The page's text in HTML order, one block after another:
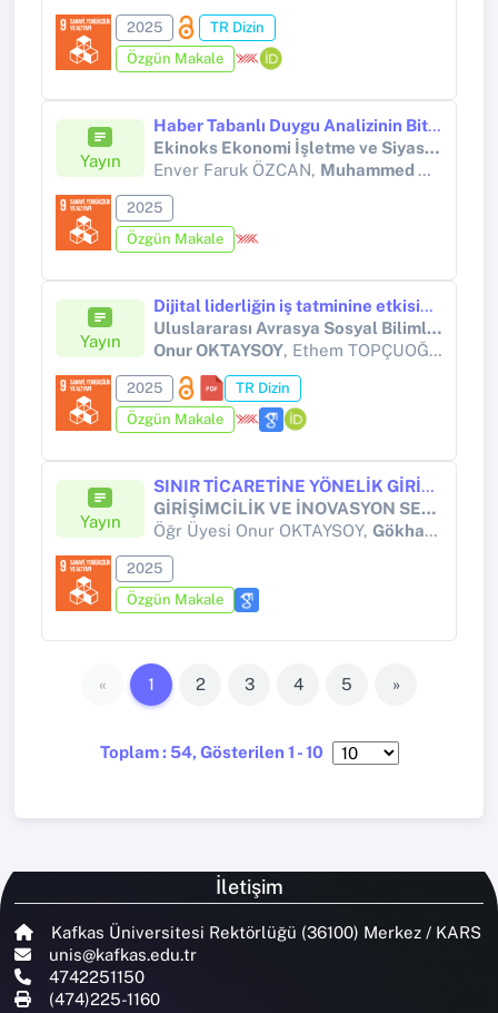
2025
TR Dizin
Özgün Makale
Yayın
Haber Tabanlı Duygu Analizinin Bitcoin Fiyat Tahminine Etkisi: Makine Öğrenmesi Yaklaşımlarıyla Bir Karşılaştırma
Ekinoks Ekonomi İşletme ve Siyasal Çalışmalar Dergisi
Enver Faruk ÖZCAN, Muhammed AKİF YENİKAYA
2025
Özgün Makale
Yayın
Dijital liderliğin iş tatminine etkisinde işkolikliğin aracı etkisi
Uluslararası Avrasya Sosyal Bilimler Dergisi
Onur OKTAYSOY, Ethem TOPÇUOĞLU, Yaşar ŞAHİN
2025
TR Dizin
Özgün Makale
Yayın
SINIR TİCARETİNE YÖNELİK GİRİŞİMCİLİK FAALİYETLERİNİN ÖZENDİRİLMESİ: KARS İLİ ÖRNEĞİ Doç. Dr. Şefik ÖZDEMİR
GİRİŞİMCİLİK VE İNOVASYON SEÇME YAZILAR
Öğr Üyesi Onur OKTAYSOY, Gökhan KERSE
2025
Özgün Makale
Toplam : 54, Gösterilen 1 - 10
« 1 2 3 4 5 »
İletişim
Kafkas Üniversitesi Rektörlüğü (36100) Merkez / KARS
unis@kafkas.edu.tr
4742251150
(474)225-1160